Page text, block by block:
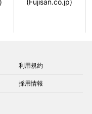
利用規約
採用情報